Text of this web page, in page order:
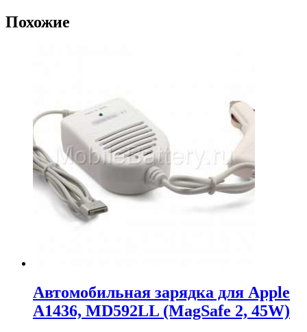
Похожие
Автомобильная зарядка для Apple
A1436, MD592LL (MagSafe 2, 45W)